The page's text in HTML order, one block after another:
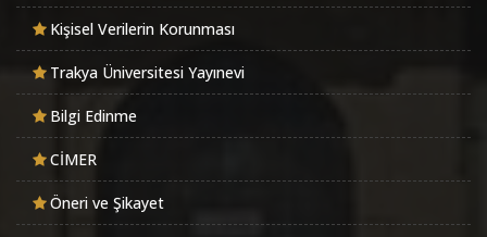
Kişisel Verilerin Korunması
Trakya Üniversitesi Yayınevi
Bilgi Edinme
CİMER
Öneri ve Şikayet